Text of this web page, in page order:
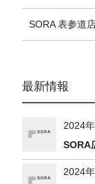
SORA 表参道
最新情報
2024
SORA
2024